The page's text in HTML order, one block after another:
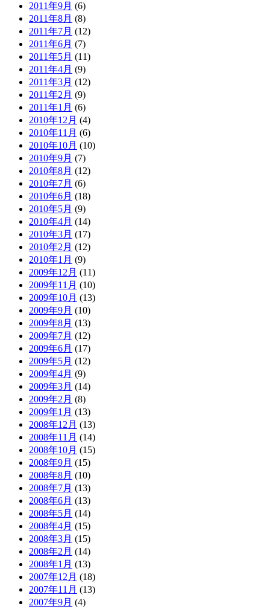
2011年9月 (6)
2011年8月 (8)
2011年7月 (12)
2011年6月 (7)
2011年5月 (11)
2011年4月 (9)
2011年3月 (12)
2011年2月 (9)
2011年1月 (6)
2010年12月 (4)
2010年11月 (6)
2010年10月 (10)
2010年9月 (7)
2010年8月 (12)
2010年7月 (6)
2010年6月 (18)
2010年5月 (9)
2010年4月 (14)
2010年3月 (17)
2010年2月 (12)
2010年1月 (9)
2009年12月 (11)
2009年11月 (10)
2009年10月 (13)
2009年9月 (10)
2009年8月 (13)
2009年7月 (12)
2009年6月 (17)
2009年5月 (12)
2009年4月 (9)
2009年3月 (14)
2009年2月 (8)
2009年1月 (13)
2008年12月 (13)
2008年11月 (14)
2008年10月 (15)
2008年9月 (15)
2008年8月 (10)
2008年7月 (13)
2008年6月 (13)
2008年5月 (14)
2008年4月 (15)
2008年3月 (15)
2008年2月 (14)
2008年1月 (13)
2007年12月 (18)
2007年11月 (13)
2007年9月 (4)